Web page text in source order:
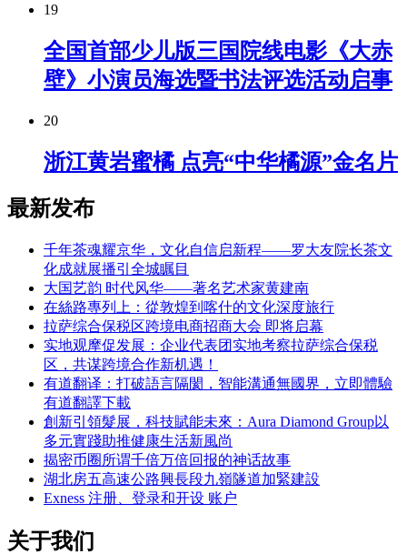
19
全国首部少儿版三国院线电影《大赤
壁》小演员海选暨书法评选活动启事
20
浙江黄岩蜜橘 点亮“中华橘源”金名片
最新发布
千年茶魂耀京华，文化自信启新程——罗大友院长茶文
化成就展播引全城瞩目
大国艺韵 时代风华——著名艺术家黄建南
在絲路專列上：從敦煌到喀什的文化深度旅行
拉萨综合保税区跨境电商招商大会 即将启幕
实地观摩促发展：企业代表团实地考察拉萨综合保税
区，共谋跨境合作新机遇！
有道翻译：打破語言隔閡，智能溝通無國界，立即體驗
有道翻譯下載
創新引領髮展，科技賦能未來：Aura Diamond Group以
多元實踐助推健康生活新風尚
揭密币圈所谓千倍万倍回报的神话故事
湖北房五高速公路興長段九嶺隧道加緊建設
Exness 注册、登录和开设 账户
关于我们